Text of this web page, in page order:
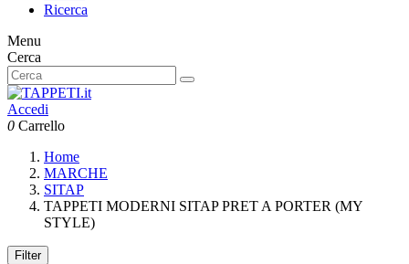
Ricerca
Menu
Cerca
Accedi
0 Carrello
Home
MARCHE
SITAP
TAPPETI MODERNI SITAP PRET A PORTER (MY
STYLE)
Filter